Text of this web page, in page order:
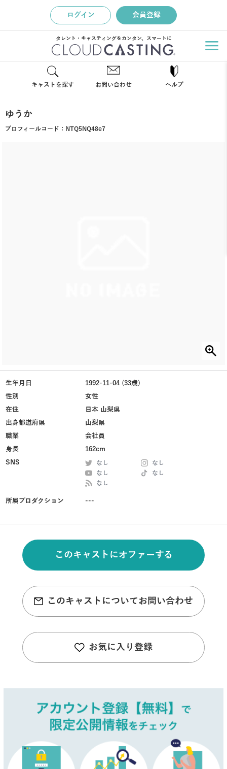
ログイン 会員登録
タレント・キャスティングをカンタン、スマートに
キャストを探す お問い合わせ ヘルプ
ゆうか
プロフィールコード： NTQ5NQ48e7
生年月日
1992-11-04 (33歳)
性別
女性
在住
日本 山梨県
出身都道府県
山梨県
職業
会社員
身長
162cm
SNS
なし
なし
なし
なし
なし
所属プロダクション ---
このキャストにオファーする
このキャストについてお問い合わせ
お気に入り登録